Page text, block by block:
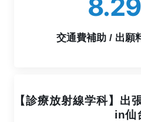
8 29
交通費補助 / 出願
【診療放射線学科】出
in仙